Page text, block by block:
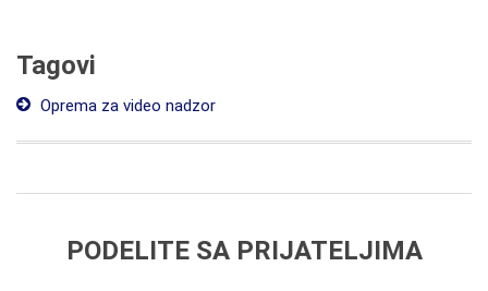
Tagovi
Oprema za video nadzor
PODELITE SA PRIJATELJIMA